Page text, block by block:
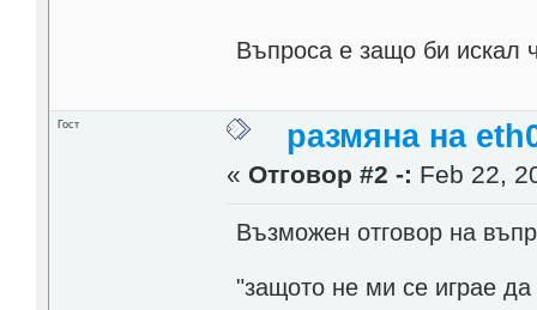
Въпроса е защо би искал
Гост размяна на
« Отговор #2 -: Feb 22,
Възможен отговор на
"защото не ми се играе